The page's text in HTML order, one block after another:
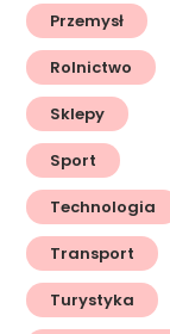
Przemysł
Rolnictwo
Sklepy
Sport
Technologia
Transport
Turystyka